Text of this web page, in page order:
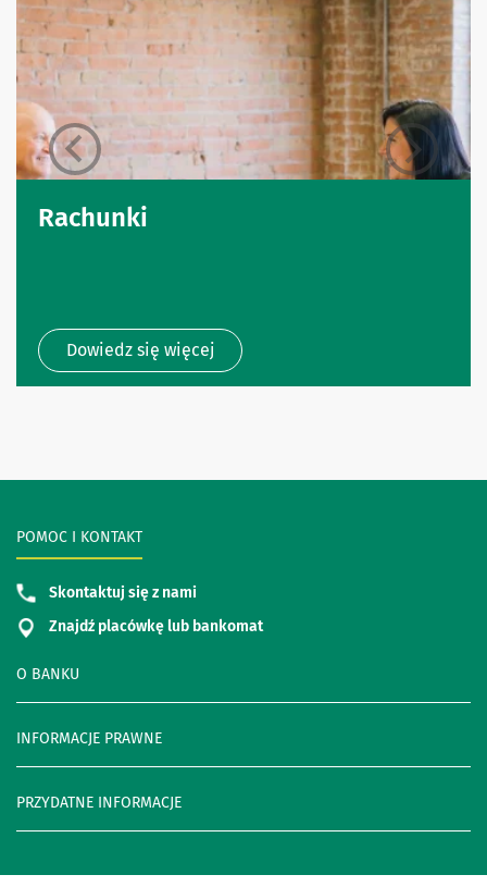
Rachunki
Dowiedz się więcej
O BANKU
INFORMACJE PRAWNE
PRZYDATNE INFORMACJE
POMOC I KONTAKT
Skontaktuj się z nami
Znajdź placówkę lub bankomat